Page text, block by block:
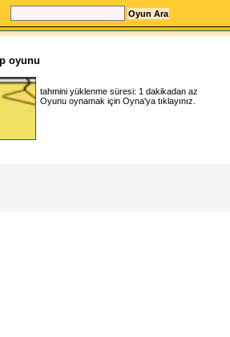
oyunu
tahmini yüklenme süresi: 1 dakikadan az
Oyunu oynamak için Oyna'ya tıklayınız.